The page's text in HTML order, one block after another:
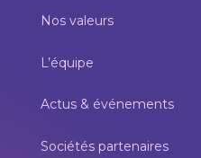
Nos valeurs
L’équipe
Actus & événements
Sociétés partenaires